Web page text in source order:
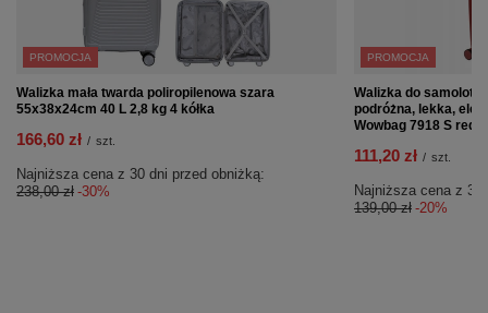
PROMOCJA
Walizka mała twarda poliropilenowa szara
55x38x24cm 40 L 2,8 kg 4 kółka
166,60 zł / szt.
Najniższa cena z 30 dni przed obniżką:
238,00 zł -30%
PROMOCJA
Walizka do samolotu
podróżna, lekka,
Wowbag 7918 S red
111,20 zł / szt.
Najniższa cena z
139,00 zł -20%